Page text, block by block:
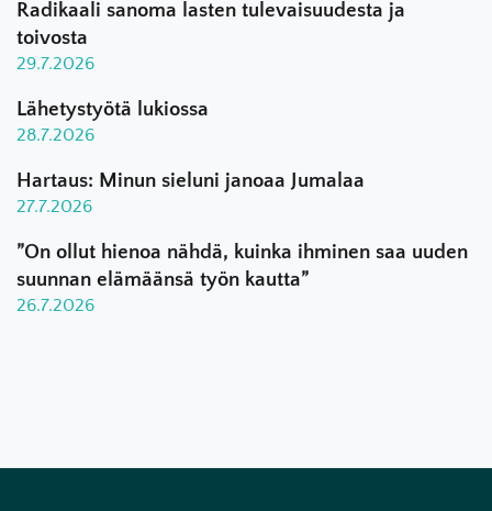
Radikaali sanoma lasten tulevaisuudesta ja
toivosta
29.7.2026
Lähetystyötä lukiossa
28.7.2026
Hartaus: Minun sieluni janoaa Jumalaa
27.7.2026
”On ollut hienoa nähdä, kuinka ihminen saa uuden
suunnan elämäänsä työn kautta”
26.7.2026